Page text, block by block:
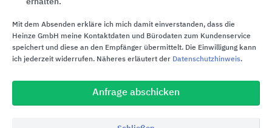
erhalten.
Mit dem Absenden erkläre ich mich damit einverstanden, dass die
Heinze GmbH meine Kontaktdaten und Bürodaten zum Kundenservice
speichert und diese an den Empfänger übermittelt. Die Einwilligung kann
ich jederzeit widerrufen. Näheres erläutert der Datenschutzhinweis.
Anfrage abschicken